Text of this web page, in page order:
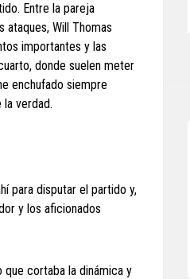
Entre la pareja
ataques, Will Thomas
importantes y las
donde suelen meter
enchufado siempre
verdad.
para disputar el partido y,
y los aficionados
cortaba la dinámica y